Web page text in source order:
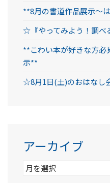
**8月の書道作品展示～
☆『やってみよう！調
**こわい本が好きな方必
示**
☆8月1日(土)のおはなし
アーカイブ
ア